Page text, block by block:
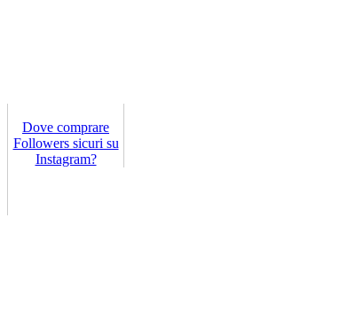
Dove comprare
Followers sicuri su
Instagram?